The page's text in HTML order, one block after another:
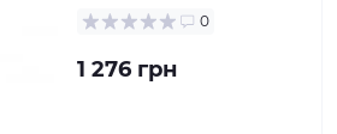
0
1 276 грн